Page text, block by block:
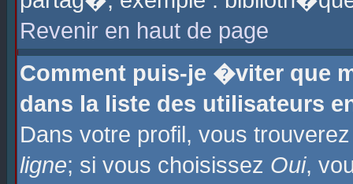
Revenir en haut de page
Comment puis-je �viter que
dans la liste des utilisateurs
Dans votre profil, vous
ligne; si vous choisissez Oui,